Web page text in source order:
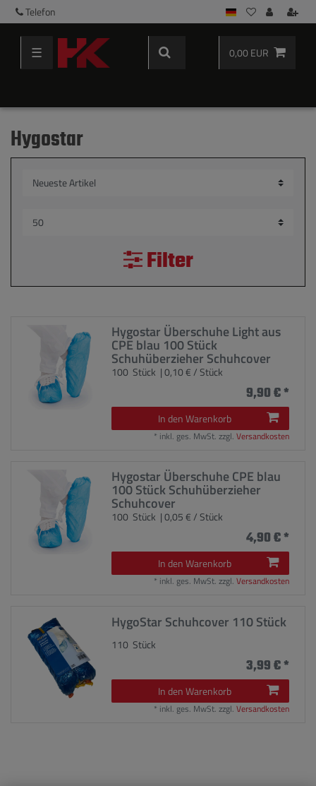
Telefon
☰ 0,00 EUR
Hygostar
Filter
Hygostar Überschuhe Light aus
CPE blau 100 Stück
Schuhüberzieher Schuhcover
9,90 € *
100 Stück | 0,10 € / Stück
In den Warenkorb
* inkl. ges. MwSt. zzgl. Versandkosten
Hygostar Überschuhe CPE blau
100 Stück Schuhüberzieher
Schuhcover
4,90 € *
100 Stück | 0,05 € / Stück
In den Warenkorb
* inkl. ges. MwSt. zzgl. Versandkosten
HygoStar Schuhcover 110 Stück
3,99 € *
110 Stück
In den Warenkorb
* inkl. ges. MwSt. zzgl. Versandkosten